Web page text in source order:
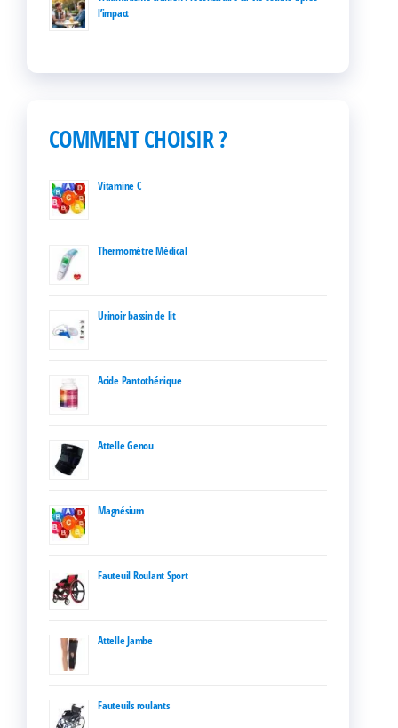
l’impact
COMMENT CHOISIR ?
Vitamine C
Thermomètre Médical
Urinoir bassin de lit
Acide Pantothénique
Attelle Genou
Magnésium
Fauteuil Roulant Sport
Attelle Jambe
Fauteuils roulants